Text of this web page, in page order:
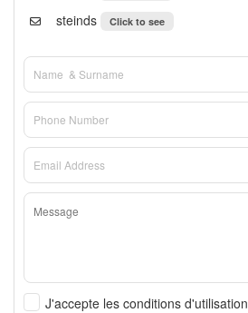
steinds Click to see
J'accepte les conditions d'utilisation